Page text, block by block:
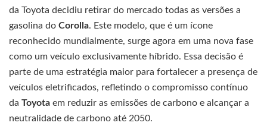
da Toyota decidiu retirar do mercado todas as versões a
gasolina do Corolla. Este modelo, que é um ícone
reconhecido mundialmente, surge agora em uma nova fase
como um veículo exclusivamente híbrido. Essa decisão é
parte de uma estratégia maior para fortalecer a presença de
veículos eletrificados, refletindo o compromisso contínuo
da Toyota em reduzir as emissões de carbono e alcançar a
neutralidade de carbono até 2050.